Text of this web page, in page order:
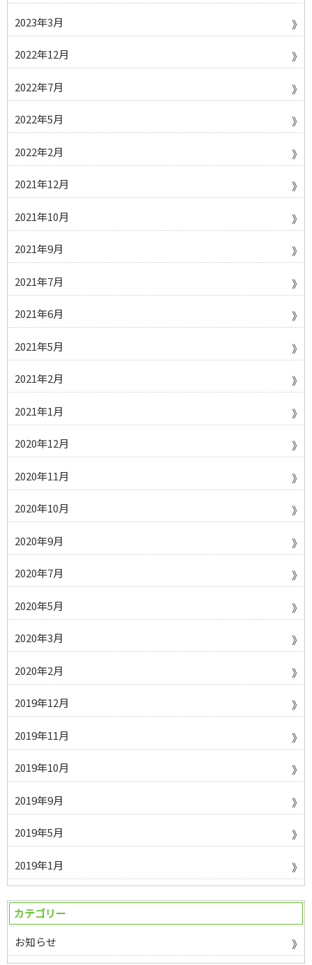
2023年3月
2022年12月
2022年7月
2022年5月
2022年2月
2021年12月
2021年10月
2021年9月
2021年7月
2021年6月
2021年5月
2021年2月
2021年1月
2020年12月
2020年11月
2020年10月
2020年9月
2020年7月
2020年5月
2020年3月
2020年2月
2019年12月
2019年11月
2019年10月
2019年9月
2019年5月
2019年1月
カテゴリー
お知らせ